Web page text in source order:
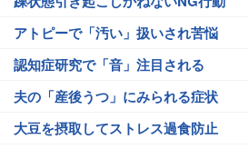
アトピーで「汚い」扱いされ苦悩
認知症研究で「音」注目される
夫の「産後うつ」にみられる症状
大豆を摂取してストレス過食防止